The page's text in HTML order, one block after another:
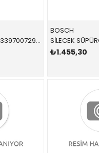
SİLECEK SÜPÜRGESİ 3397007296 61610038893 61610038893 E70,E71 TAKIM ÖN 2013-2017
BOSCH
₺1.455,30